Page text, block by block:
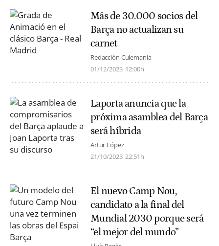
Más de 30.000 socios del
Barça no actualizan su
carnet
Redacción Culemanía
01/12/2023 12:00h
Laporta anuncia que la
próxima asamblea del Barça
será híbrida
Artur López
21/10/2023 22:51h
El nuevo Camp Nou,
candidato a la final del
Mundial 2030 porque será
“el mejor del mundo”